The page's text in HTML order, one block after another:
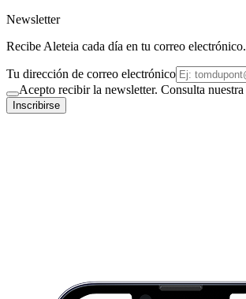
Newsletter
Recibe Aleteia cada día en tu correo electrónico.
Tu dirección de correo electrónico
Acepto recibir la newsletter. Consulta nuestra
Inscribirse